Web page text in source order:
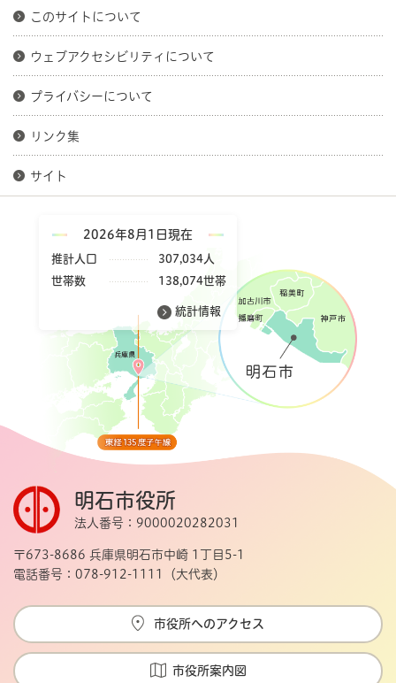
このサイトについて
ウェブアクセシビリティについて
プライバシーについて
リンク集
サイト
2026年8月1日現在
推計人口
307,034人
世帯数
138,074世帯
統計情報
明石市役所
法人番号：9000020282031
〒673-8686 兵庫県明石市中崎 1丁目5-1
電話番号：078-912-1111（大代表）
市役所へのアクセス
市役所案内図